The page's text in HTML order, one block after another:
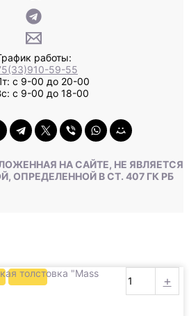
работы:
59-55
с 9-00 до 20-00
с 9-00 до 18-00
НА САЙТЕ, НЕ ЯВЛЯЕТСЯ
ОПРЕДЕЛЕННОЙ В СТ. 407 ГК РБ
толстовка "Mass
+